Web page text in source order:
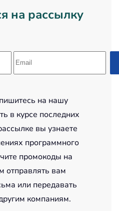
на рассылку
на нашу
в курсе последних
вы узнаете
программного
промокоды на
отправлять вам
или передавать
компаниям.